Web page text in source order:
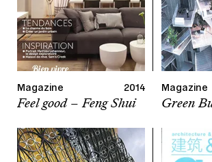
Magazine 2014
Feel good – Feng Shui
Magazine
Green